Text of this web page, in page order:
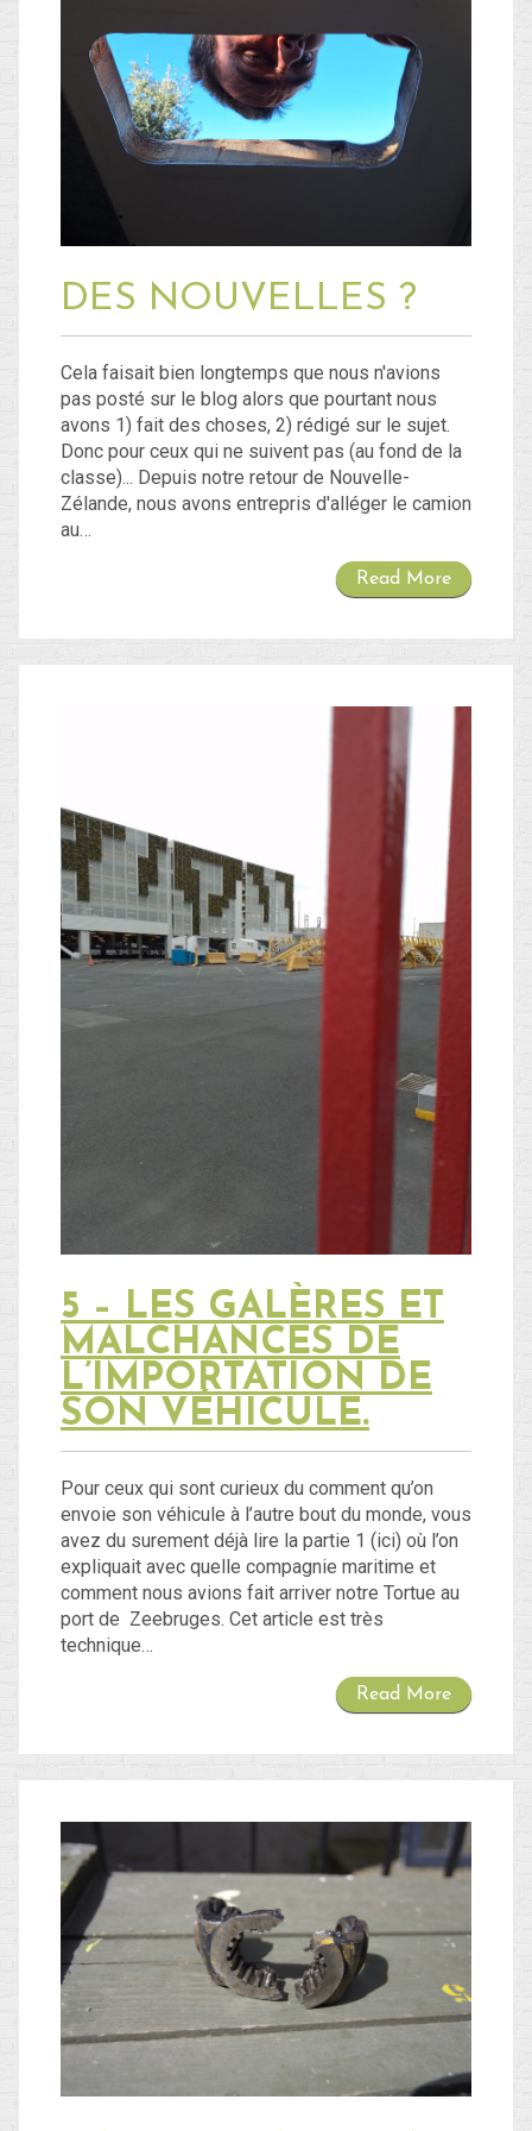
Blog
Non classé
Flux des commentaires
Site de WordPress-FR
DES NOUVELLES ?
Cela faisait bien longtemps que nous n'avions
pas posté sur le blog alors que pourtant nous
avons 1) fait des choses, 2) rédigé sur le sujet.
Donc pour ceux qui ne suivent pas (au fond de la
classe)... Depuis notre retour de Nouvelle-
Zélande, nous avons entrepris d'alléger le camion
au…
Read More
5 – LES GALÈRES ET
MALCHANCES DE
L’IMPORTATION DE
SON VÉHICULE.
Pour ceux qui sont curieux du comment qu’on
envoie son véhicule à l’autre bout du monde, vous
avez du surement déjà lire la partie 1 (ici) où l’on
expliquait avec quelle compagnie maritime et
comment nous avions fait arriver notre Tortue au
port de Zeebruges. Cet article est très
technique…
Read More